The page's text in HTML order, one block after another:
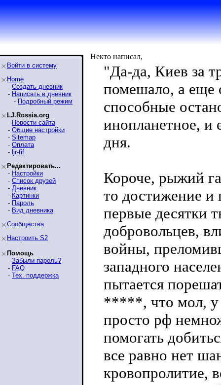
Войти в систему
Home
- Создать дневник
- Написать в дневник
- Подробный режим
LJ.Rossia.org
- Новости сайта
- Общие настройки
- Sitemap
- Оплата
- ljr-fif
Редактировать...
- Настройки
- Список друзей
- Дневник
- Картинки
- Пароль
- Вид дневника
Сообщества
Настроить S2
Помощь
- Забыли пароль?
- FAQ
- Тех. поддержка
Некто написал,
"Да-да, Киев за
помешало, а еще
способные
инопланетное, и
дня.
Короче, рыжий
то достижение
первые десятки
добровольцев,
войны,
западного
пытается
*****, что мол, у
просто рф
помогать
все равно нет
кровопролитие,